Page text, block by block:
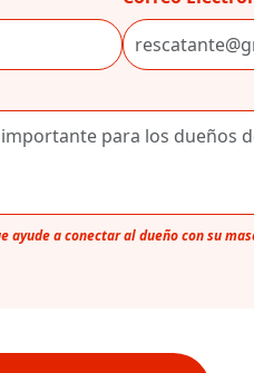
a conectar al dueño con su